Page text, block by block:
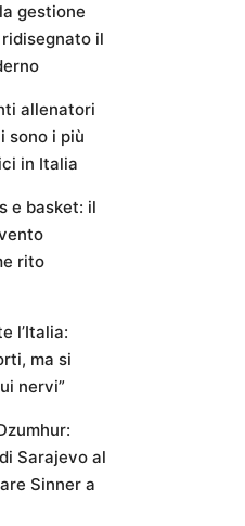
gestione
il
allenatori
sono i più
in Italia
e basket: il
rito
l’Italia:
ma si
nervi”
Sarajevo al
Sinner a